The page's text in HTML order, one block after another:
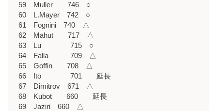
59 Muller 746 ○
60 L.Mayer 742 ○
61 Fognini 740 △
62 Mahut 717 △
63 Lu 715 ○
64 Falla 709 △
65 Goffin 708 △
66 Ito 701 延長
67 Dimitrov 671 △
68 Kubot 660 延長
69 Jaziri 660 △